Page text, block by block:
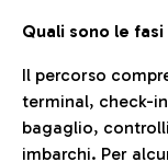
Quali sono le
Il percorso
terminal, check-
bagaglio, controlli
imbarchi. Per